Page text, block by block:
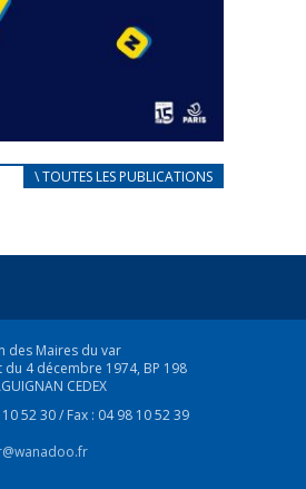
au mieux les réfugiés
\ TOUTES LES PUBLICATIONS
des Maires du var
du 4 décembre 1974, BP 198
CEDEX
52 30 / Fax : 04 98 10 52 39